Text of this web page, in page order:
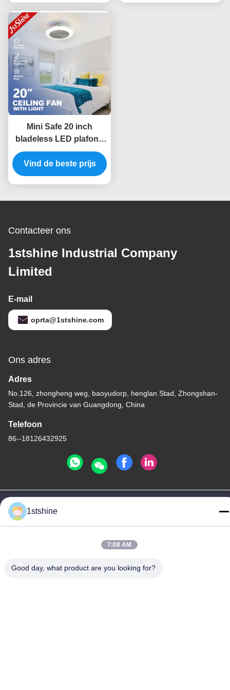
Mini Safe 20 inch
bladeless LED plafond
ventilator spoelmontage
met RGB licht DC motor
Vind de beste prijs
Contacteer ons
1stshine Industrial Company
Limited
E-mail
oprta@1stshine.com
Ons adres
Adres
No.126, zhongheng weg, baoyudorp, henglan Stad, Zhongshan-
Stad, de Provincie van Guangdong, China
Telefoon
86--18126432925
Privacybeleid|Sitemap
De Goede Kwaliteit van China Verre LEIDENE Plafondventilator
Leverancier. Copyright © -2026 1stshine Industrial Company
Limited . Alle rechten voorbehoudena.
1stshine
7:08 AM
Good day, what product are you looking for?